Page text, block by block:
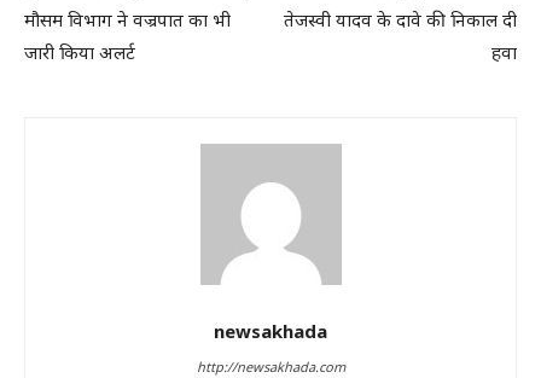
मौसम विभाग ने वज्रपात का भी
जारी किया अलर्ट
तेजस्वी यादव के दावे की निकाल दी
हवा
newsakhada
http://newsakhada.com